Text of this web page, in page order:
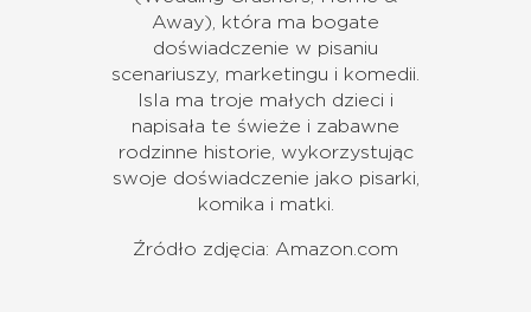
Away), która ma bogate
doświadczenie w pisaniu
scenariuszy, marketingu i komedii.
Isla ma troje małych dzieci i
napisała te świeże i zabawne
rodzinne historie, wykorzystując
swoje doświadczenie jako pisarki,
komika i matki.
Źródło zdjęcia: Amazon.com